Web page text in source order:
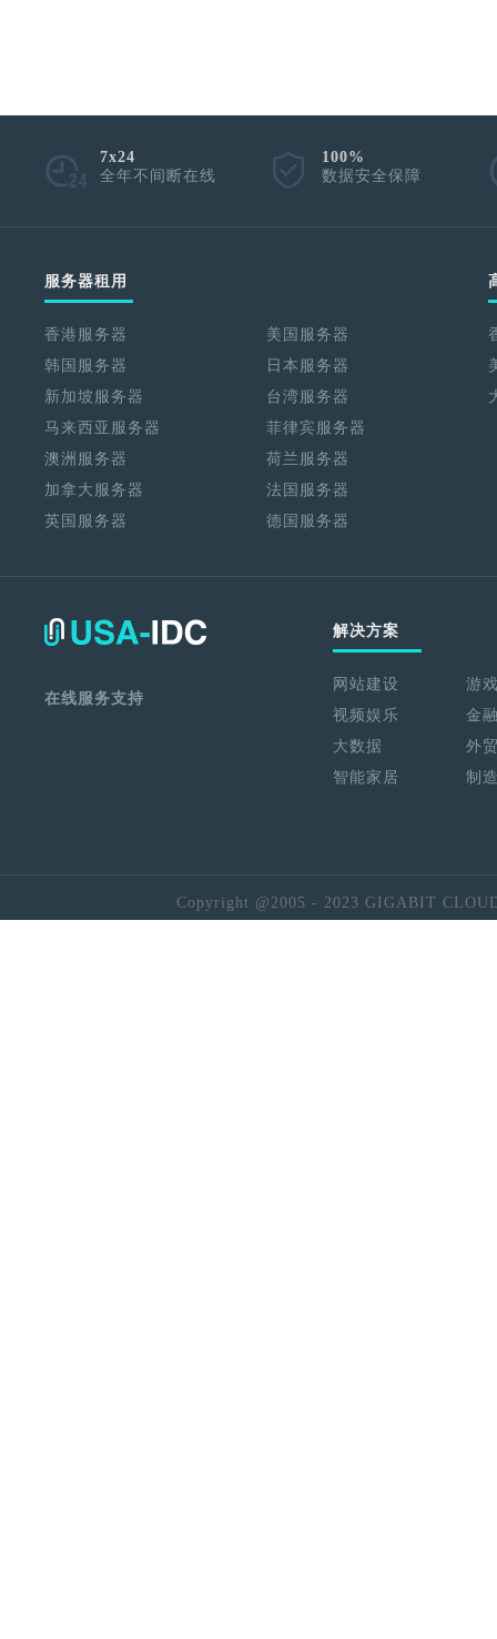
7x24
全年不间断在线
100%
数据安全保障
服务器租用
香港服务器
美国服务器
韩国服务器
日本服务器
新加坡服务器
台湾服务器
马来西亚服务器
菲律宾服务器
澳洲服务器
荷兰服务器
加拿大服务器
法国服务器
英国服务器
德国服务器
在线服务支持
解决方案
网站建设
游
视频娱乐
金
大数据
外
智能家居
制
Copyright @2005 - 2023 GIGABIT